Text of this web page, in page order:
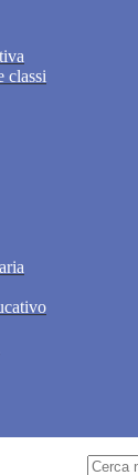
classi